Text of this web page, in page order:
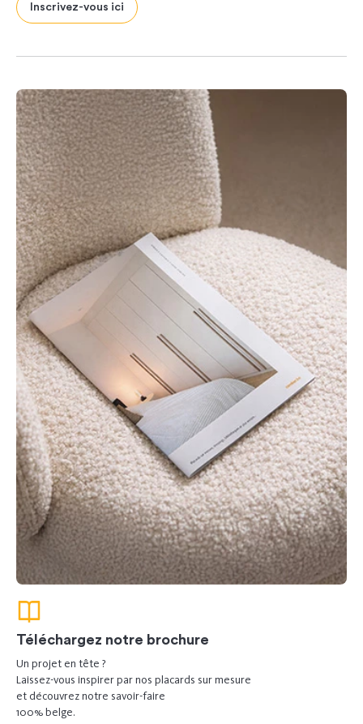
Inscrivez-vous ici
Téléchargez notre brochure
Un projet en tête ?
Laissez-vous inspirer par nos placards sur mesure
et découvrez notre savoir-faire
100% belge.